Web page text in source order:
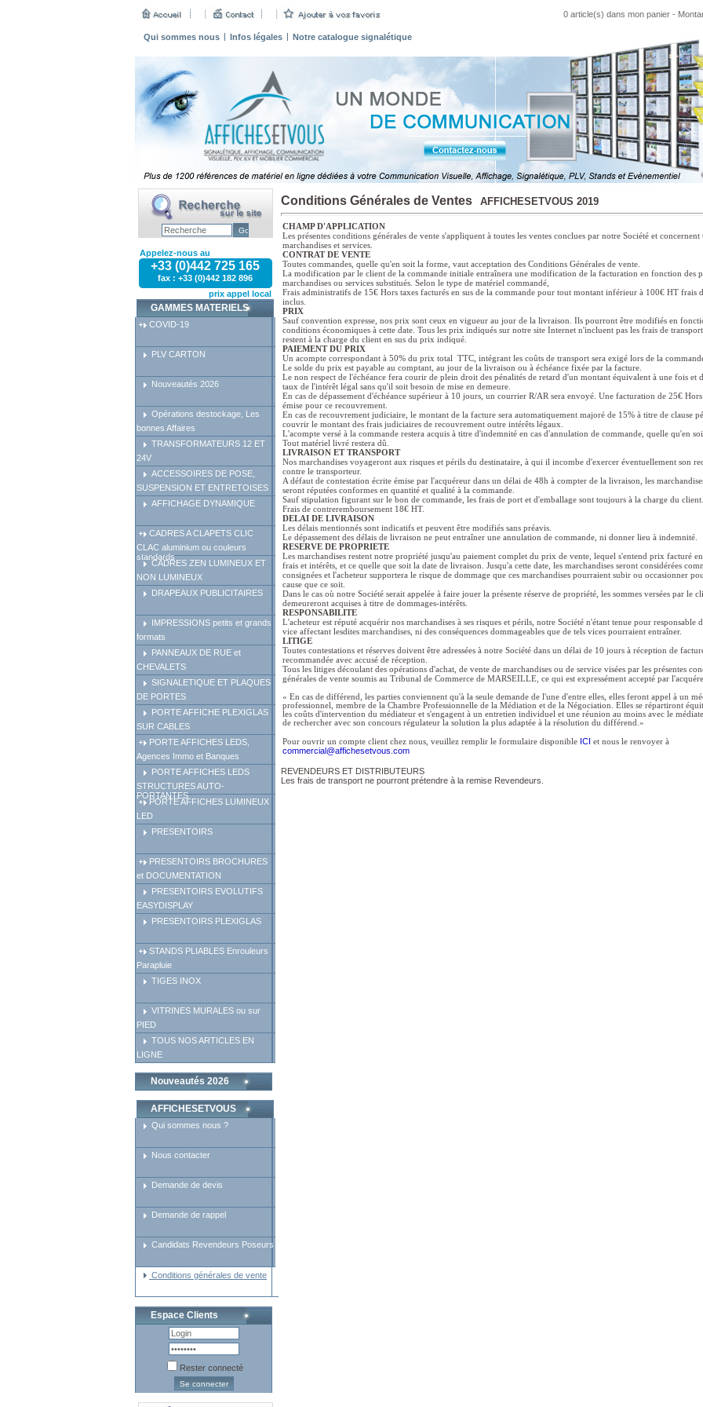
0 article(s) dans mon panier -
Qui sommes nous Infos légales Notre catalogue signalétique
Appelez-nous au
+33 (0)442 725 165
fax : +33 (0)442 182 896
prix appel local
GAMMES MATERIELS
COVID-19
PLV CARTON
Nouveautés 2026
Opérations destockage, Les
bonnes Affaires
TRANSFORMATEURS 12 ET
24V
ACCESSOIRES DE POSE,
SUSPENSION ET ENTRETOISES
AFFICHAGE DYNAMIQUE
CADRES A CLAPETS CLIC
CLAC aluminium ou couleurs
standards
CADRES ZEN LUMINEUX ET
NON LUMINEUX
DRAPEAUX PUBLICITAIRES
IMPRESSIONS petits et grands
formats
PANNEAUX DE RUE et
CHEVALETS
SIGNALETIQUE ET PLAQUES
DE PORTES
PORTE AFFICHE PLEXIGLAS
SUR CABLES
PORTE AFFICHES LEDS,
Agences Immo et Banques
PORTE AFFICHES LEDS
STRUCTURES AUTO-
PORTANTES
PORTE AFFICHES LUMINEUX
LED
PRESENTOIRS
PRESENTOIRS BROCHURES
et DOCUMENTATION
PRESENTOIRS EVOLUTIFS
EASYDISPLAY
PRESENTOIRS PLEXIGLAS
STANDS PLIABLES Enrouleurs
Parapluie
TIGES INOX
VITRINES MURALES ou sur
PIED
TOUS NOS ARTICLES EN
LIGNE
Nouveautés 2026
AFFICHESETVOUS
Qui sommes nous ?
Nous contacter
Demande de devis
Demande de rappel
Candidats Revendeurs Poseurs
Conditions générales de vente
Espace Clients
Rester connecté
Conditions Générales de Ventes AFFICHESETVOUS 2019
CHAMP D'APPLICATION
Les présentes conditions générales de vente s'appliquent à toutes les ventes conclues par notre Société et concernent
marchandises et services.
CONTRAT DE VENTE
Toutes commandes, quelle qu'en soit la forme, vaut acceptation des Conditions Générales de vente.
La modification par le client de la commande initiale entraînera une modification de la facturation en fonction des
marchandises ou services substitués. Selon le type de matériel commandé,
Frais administratifs de 15€ Hors taxes facturés en sus de la commande pour tout montant inférieur à 100€ HT frais
inclus.
PRIX
Sauf convention expresse, nos prix sont ceux en vigueur au jour de la livraison. Ils pourront être modifiés en
conditions économiques à cette date. Tous les prix indiqués sur notre site Internet n'incluent pas les frais de
restent à la charge du client en sus du prix indiqué.
PAIEMENT DU PRIX
Un acompte correspondant à 50% du prix total TTC, intégrant les coûts de transport sera exigé lors de la
Le solde du prix est payable au comptant, au jour de la livraison ou à échéance fixée par la facture.
Le non respect de l'échéance fera courir de plein droit des pénalités de retard d'un montant équivalent à une fois et
taux de l'intérêt légal sans qu'il soit besoin de mise en demeure.
En cas de dépassement d'échéance supérieur à 10 jours, un courrier R/AR sera envoyé. Une facturation de 25€ Hors
émise pour ce recouvrement.
En cas de recouvrement judiciaire, le montant de la facture sera automatiquement majoré de 15% à titre de clause
couvrir le montant des frais judiciaires de recouvrement outre intérêts légaux.
L'acompte versé à la commande restera acquis à titre d'indemnité en cas d'annulation de commande, quelle qu'en
Tout matériel livré restera dû.
LIVRAISON ET TRANSPORT
Nos marchandises voyageront aux risques et périls du destinataire, à qui il incombe d'exercer éventuellement son
contre le transporteur.
A défaut de contestation écrite émise par l'acquéreur dans un délai de 48h à compter de la livraison, les
seront réputées conformes en quantité et qualité à la commande.
Sauf stipulation figurant sur le bon de commande, les frais de port et d'emballage sont toujours à la charge du client.
Frais de contreremboursement 18€ HT.
DELAI DE LIVRAISON
Les délais mentionnés sont indicatifs et peuvent être modifiés sans préavis.
Le dépassement des délais de livraison ne peut entraîner une annulation de commande, ni donner lieu à indemnité.
RESERVE DE PROPRIETE
Les marchandises restent notre propriété jusqu'au paiement complet du prix de vente, lequel s'entend prix facturé
frais et intérêts, et ce quelle que soit la date de livraison. Jusqu'a cette date, les marchandises seront considérées
consignées et l'acheteur supportera le risque de dommage que ces marchandises pourraient subir ou occasionner
cause que ce soit.
Dans le cas où notre Société serait appelée à faire jouer la présente réserve de propriété, les sommes versées par le
demeureront acquises à titre de dommages-intérêts.
RESPONSABILITE
L'acheteur est réputé acquérir nos marchandises à ses risques et périls, notre Société n'étant tenue pour responsable
vice affectant lesdites marchandises, ni des conséquences dommageables que de tels vices pourraient entraîner.
LITIGE
Toutes contestations et réserves doivent être adressées à notre Société dans un délai de 10 jours à réception de
recommandée avec accusé de réception.
Tous les litiges découlant des opérations d'achat, de vente de marchandises ou de service visées par les présentes
générales de vente soumis au Tribunal de Commerce de MARSEILLE, ce qui est expressément accepté par
« En cas de différend, les parties conviennent qu'à la seule demande de l'une d'entre elles, elles feront appel à un
professionnel, membre de la Chambre Professionnelle de la Médiation et de la Négociation. Elles se répartiront
les coûts d'intervention du médiateur et s'engagent à un entretien individuel et une réunion au moins avec le
de rechercher avec son concours régulateur la solution la plus adaptée à la résolution du différend.»
Pour ouvrir un compte client chez nous, veuillez remplir le formulaire disponible ICI et nous le renvoyer à
commercial@affichesetvous.com
REVENDEURS ET DISTRIBUTEURS
Les frais de transport ne pourront prétendre à la remise Revendeurs.